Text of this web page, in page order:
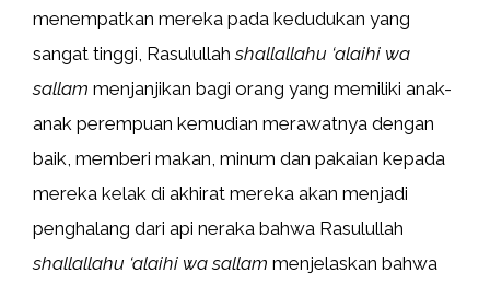
menempatkan mereka pada kedudukan yang
sangat tinggi, Rasulullahshallallahu ‘alaihi wa
sallam menjanjikan bagi orang yang memiliki anak-
anak perempuan kemudian merawatnya dengan
baik, memberi makan, minum dan pakaian kepada
mereka kelak di akhirat mereka akan menjadi
penghalang dari api neraka bahwa Rasulullah
shallallahu ‘alaihi wa sallam menjelaskan bahwa